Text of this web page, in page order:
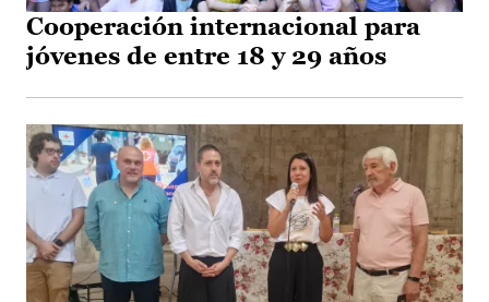
Cooperación internacional para
jóvenes de entre 18 y 29 años